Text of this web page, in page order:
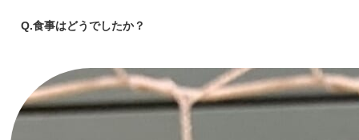
Q.食事はどうでしたか？